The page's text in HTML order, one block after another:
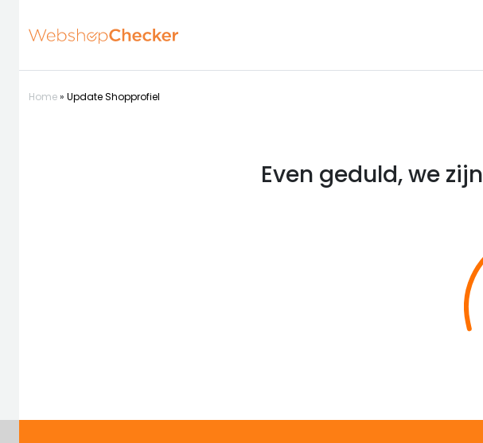
Home» Update Shopprofiel
Even geduld, we zijn